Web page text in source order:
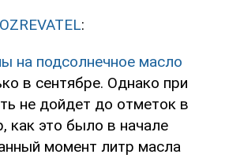
:
на подсолнечное масло
в сентябре. Однако при
не дойдет до отметок в
как это было в начале
момент литр масла